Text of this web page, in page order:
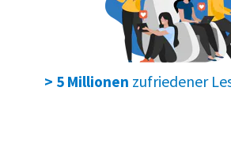
> 5 Millionen zufriedener